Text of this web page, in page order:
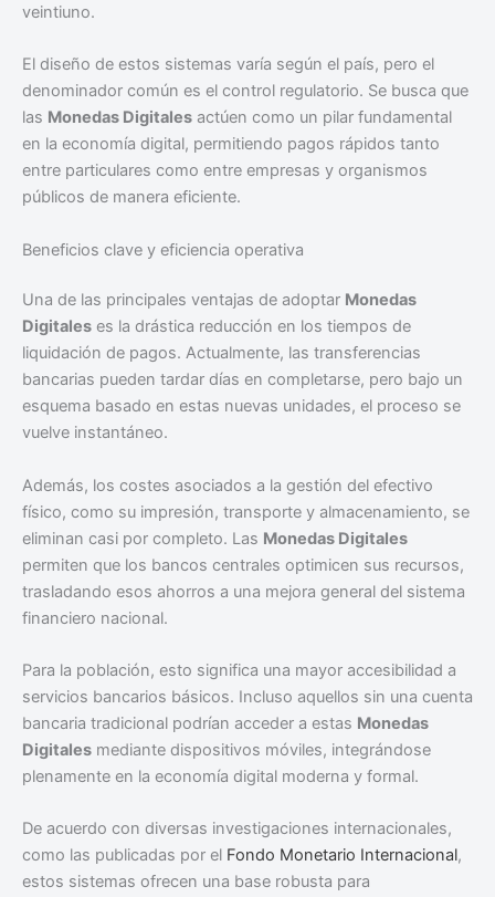
veintiuno.
El diseño de estos sistemas varía según el país, pero el
denominador común es el control regulatorio. Se busca que
las Monedas Digitales actúen como un pilar fundamental
en la economía digital, permitiendo pagos rápidos tanto
entre particulares como entre empresas y organismos
públicos de manera eficiente.
Beneficios clave y eficiencia operativa
Una de las principales ventajas de adoptar Monedas
Digitales es la drástica reducción en los tiempos de
liquidación de pagos. Actualmente, las transferencias
bancarias pueden tardar días en completarse, pero bajo un
esquema basado en estas nuevas unidades, el proceso se
vuelve instantáneo.
Además, los costes asociados a la gestión del efectivo
físico, como su impresión, transporte y almacenamiento, se
eliminan casi por completo. Las Monedas Digitales
permiten que los bancos centrales optimicen sus recursos,
trasladando esos ahorros a una mejora general del sistema
financiero nacional.
Para la población, esto significa una mayor accesibilidad a
servicios bancarios básicos. Incluso aquellos sin una cuenta
bancaria tradicional podrían acceder a estas Monedas
Digitales mediante dispositivos móviles, integrándose
plenamente en la economía digital moderna y formal.
De acuerdo con diversas investigaciones internacionales,
como las publicadas por el Fondo Monetario Internacional,
estos sistemas ofrecen una base robusta para